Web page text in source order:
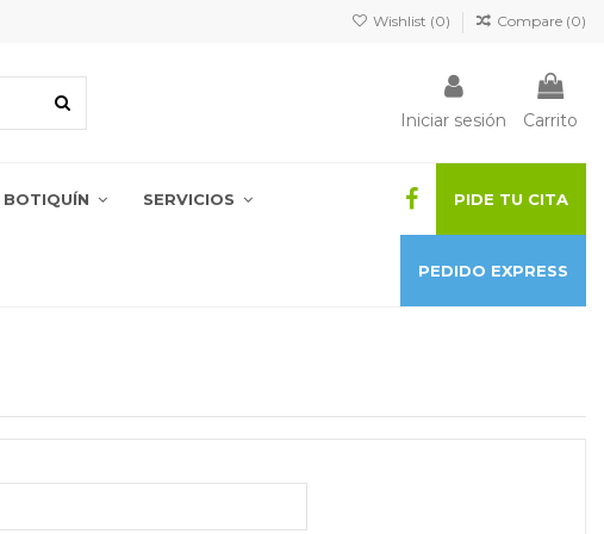
Wishlist (0) Compare (0)
Iniciar sesión Carrito
BOTIQUÍN SERVICIOS PIDE TU CITA
PEDIDO EXPRESS